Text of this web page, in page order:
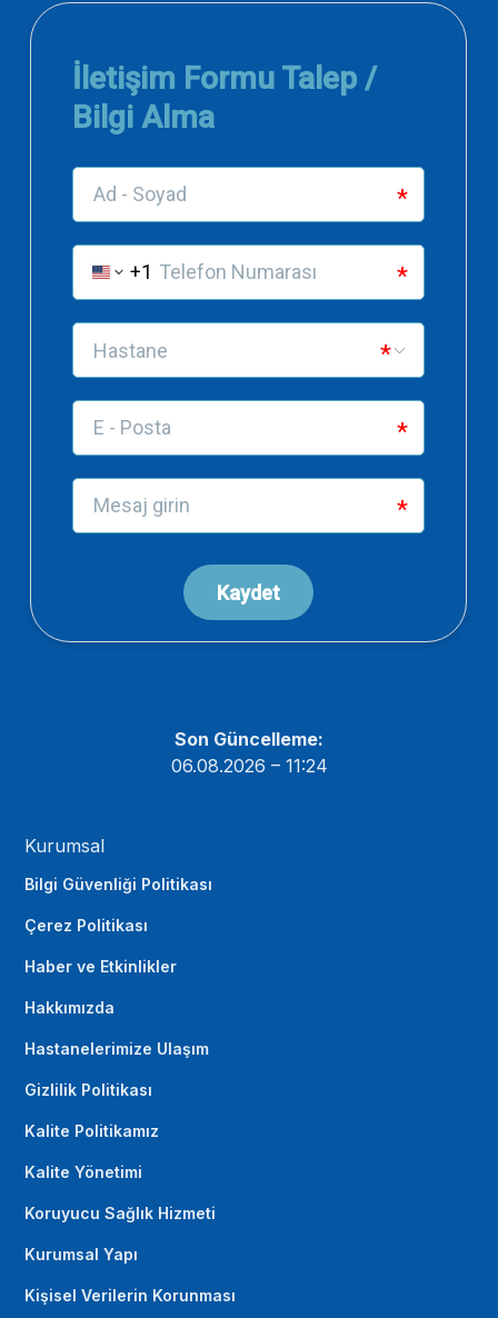
Son Güncelleme:
06.08.2026 – 11:24
Kurumsal
Bilgi Güvenliği Politikası
Çerez Politikası
Haber ve Etkinlikler
Hakkımızda
Hastanelerimize Ulaşım
Gizlilik Politikası
Kalite Politikamız
Kalite Yönetimi
Koruyucu Sağlık Hizmeti
Kurumsal Yapı
Kişisel Verilerin Korunması